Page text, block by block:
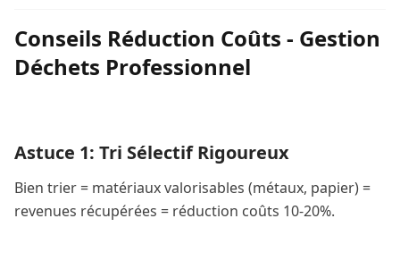
Conseils Réduction Coûts - Gestion
Déchets Professionnel
Astuce 1: Tri Sélectif Rigoureux
Bien trier = matériaux valorisables (métaux, papier) =
revenues récupérées = réduction coûts 10-20%.